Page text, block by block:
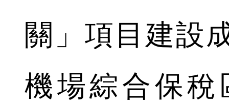
關」項目建設
機場綜合保稅